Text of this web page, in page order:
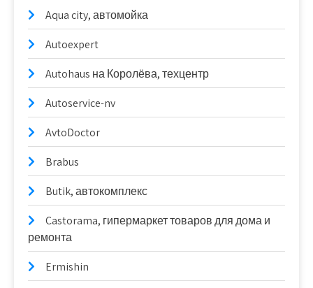
Aqua city, автомойка
Autoexpert
Autohaus на Королёва, техцентр
Autoservice-nv
AvtoDoctor
Brabus
Butik, автокомплекс
Castorama, гипермаркет товаров для дома и
ремонта
Ermishin